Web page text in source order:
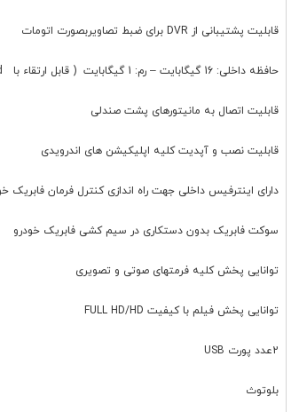
قابلیت پشتیبانی از DVR برای ضبط تصاویربصورت اتومات
حافظه داخلی: 16 گیگابایت – رم: 1 گیگابایت ( قابل ارتقاء با sd card تا 256 گیگ )
قابلیت اتصال به مانیتورهای پشت صندلی
قابلیت نصب و آپدیت کلیه اپلیکیشن های اندرویدی
دارای اینترفیس داخلی جهت راه اندازی کنترل فرمان فابریک
سوکت فابریک بدون دستکاری در سیم کشی فابریک خودرو
توانایی پخش کلیه فرمتهای صوتی و تصویری
توانایی پخش فیلم با کیفیت FULL HD/HD
2عدد پورت USB
بلوتوث